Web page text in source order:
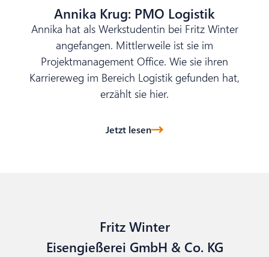
Annika Krug: PMO Logistik
Annika hat als Werkstudentin bei Fritz Winter
angefangen. Mittlerweile ist sie im
Projektmanagement Office. Wie sie ihren
Karriereweg im Bereich Logistik gefunden hat,
erzählt sie hier.
Jetzt lesen
Fritz Winter
Eisengießerei GmbH & Co. KG